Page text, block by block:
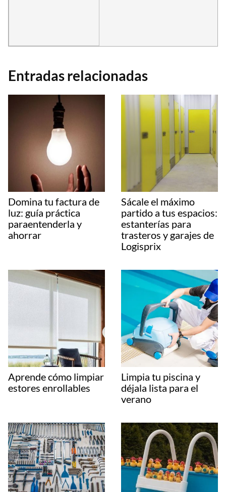
Entradas relacionadas
Domina tu factura de
luz: guía práctica
paraentenderla y
ahorrar
Sácale el máximo
partido a tus espacios:
estanterías para
trasteros y garajes de
Logisprix
Aprende cómo limpiar
estores enrollables
Limpia tu piscina y
déjala lista para el
verano